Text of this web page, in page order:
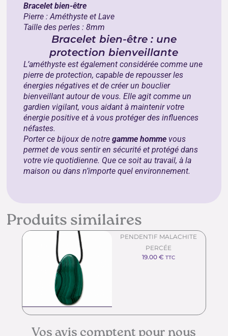
Bracelet bien-être
Pierre : Améthyste et Lave
Taille des perles : 8mm
Bracelet bien-être : une
protection bienveillante
L’améthyste est également considérée comme une
pierre de protection, capable de repousser les
énergies négatives et de créer un bouclier
bienveillant autour de vous. Elle agit comme un
gardien vigilant, vous aidant à maintenir votre
énergie positive et à vous protéger des influences
néfastes.
Porter ce bijoux de notregamme homme vous
permet de vous sentir en sécurité et protégé dans
votre vie quotidienne. Que ce soit au travail, à la
maison ou dans n’importe quel environnement.
Produits similaires
PENDENTIF MALACHITE
PERCÉE
19.00€ TTC